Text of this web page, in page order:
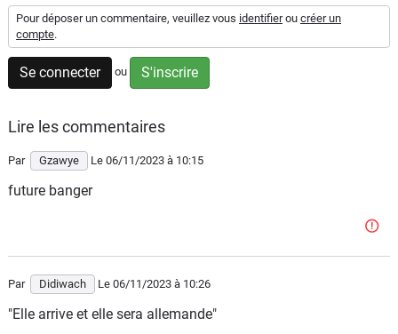
Utilitaires
Flottes
Auto
Services
Forum
Pour déposer un commentaire, veuillez vous identifierou créer un
compte.
Se connecter ou S'inscrire
Lire les commentaires
Par Gzawye Le 06/11/2023 à 10:15
future banger
Par Didiwach Le 06/11/2023 à 10:26
"Elle arrive et elle sera allemande"